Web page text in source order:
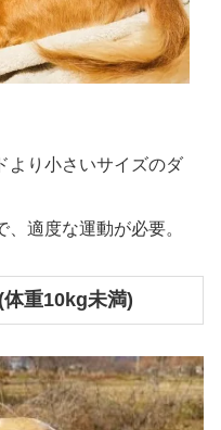
より小さいサイズのダ
適度な運動が必要。
重10kg未満)